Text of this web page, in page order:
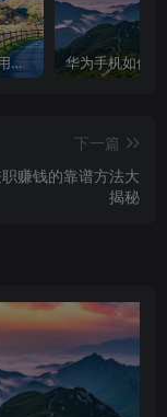
手机deepseek使用全攻略，轻松实现画图与炒股功能
下一篇
赚钱的靠谱方法大
揭秘